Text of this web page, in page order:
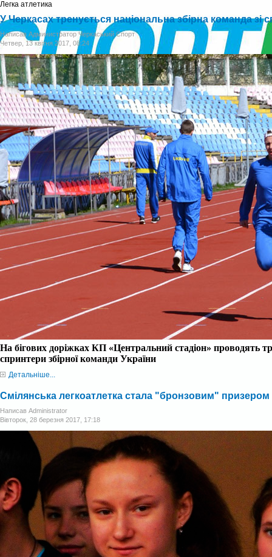
Легка атлетика
У Черкасах тренується національна збірна команда зі
Написав Администратор Черкаський Спорт
Четвер, 13 квітня 2017, 08:24
На бігових доріжках КП «Центральний стадіон» проводять
спринтери збірної команди України
Детальніше...
Смілянська легкоатлетка стала "бронзовим" призером
Написав Administrator
Вівторок, 28 березня 2017, 17:18